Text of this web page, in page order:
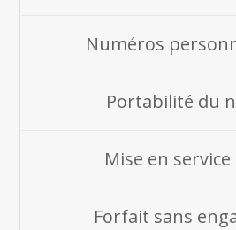
Numéros
Portabilité du
Mise en
Forfait sans